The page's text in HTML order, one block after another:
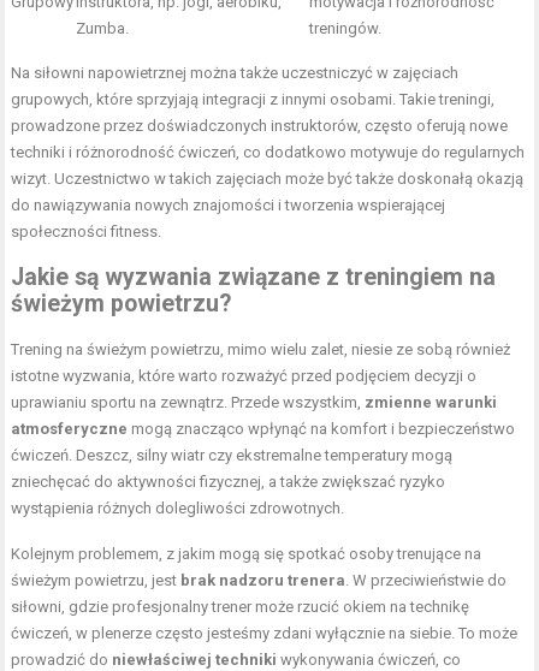
Zumba.
treningów.
Na siłowni napowietrznej można także uczestniczyć w zajęciach
grupowych, które sprzyjają integracji z innymi osobami. Takie treningi,
prowadzone przez doświadczonych instruktorów, często oferują nowe
techniki i różnorodność ćwiczeń, co dodatkowo motywuje do regularnych
wizyt. Uczestnictwo w takich zajęciach może być także doskonałą okazją
do nawiązywania nowych znajomości i tworzenia wspierającej
społeczności fitness.
Jakie są wyzwania związane z treningiem na
świeżym powietrzu?
Trening na świeżym powietrzu, mimo wielu zalet, niesie ze sobą również
istotne wyzwania, które warto rozważyć przed podjęciem decyzji o
uprawianiu sportu na zewnątrz. Przede wszystkim, zmienne warunki
atmosferyczne mogą znacząco wpłynąć na komfort i bezpieczeństwo
ćwiczeń. Deszcz, silny wiatr czy ekstremalne temperatury mogą
zniechęcać do aktywności fizycznej, a także zwiększać ryzyko
wystąpienia różnych dolegliwości zdrowotnych.
Kolejnym problemem, z jakim mogą się spotkać osoby trenujące na
świeżym powietrzu, jest brak nadzoru trenera. W przeciwieństwie do
siłowni, gdzie profesjonalny trener może rzucić okiem na technikę
ćwiczeń, w plenerze często jesteśmy zdani wyłącznie na siebie. To może
prowadzić do niewłaściwej techniki wykonywania ćwiczeń, co